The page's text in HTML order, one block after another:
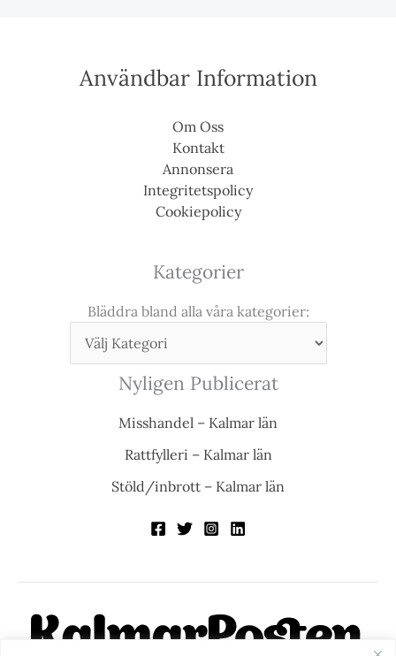
Användbar Information
Om Oss
Kontakt
Annonsera
Integritetspolicy
Cookiepolicy
Kategorier
Bläddra bland alla våra kategorier:
Nyligen Publicerat
Misshandel – Kalmar län
Rattfylleri – Kalmar län
Stöld/inbrott – Kalmar län